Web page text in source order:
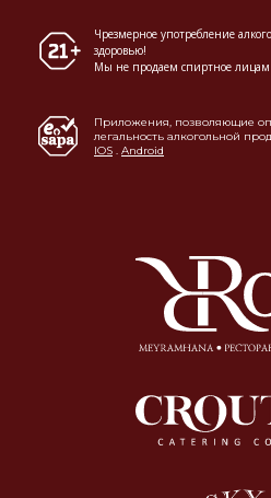
Чрезмерное употребление
здоровью!
Мы не продаем спиртное лицам
Приложения, позволяющие
легальность алкогольной
IOS . Android